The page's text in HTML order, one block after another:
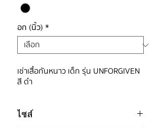
อก (นิ้ว) *
เช่าเสื้อกันหนาว เด็ก รุ่น UNFORGIVEN
สี ดำ
ไซส์